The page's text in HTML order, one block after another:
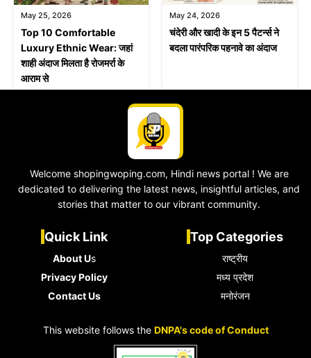
May 25, 2026
Top 10 Comfortable
Luxury Ethnic Wear: जहां
शाही अंदाज मिलता है रोजमर्रा के
आराम से
May 24, 2026
चंदेरी और खादी के इन 5 पैटर्न्स ने
बदला पारंपरिक पहनावे का अंदाज
Welcome shopingwoping.com, Hindi news portal ! We are
dedicated to delivering the latest news, insightful articles, and
stories that matter to our vibrant community.
Quick Link
About Us
Privacy Policy
Contact Us
Top Categories
राष्ट्रीय
मध्य प्रदेश
मनोरंजन
This website follows the DNPA's code of Conduct